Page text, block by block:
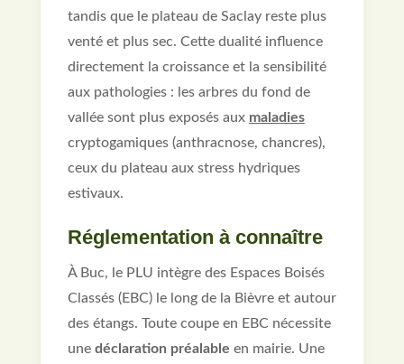
tandis que le plateau de Saclay reste plus
venté et plus sec. Cette dualité influence
directement la croissance et la sensibilité
aux pathologies : les arbres du fond de
vallée sont plus exposés aux maladies
cryptogamiques (anthracnose, chancres),
ceux du plateau aux stress hydriques
estivaux.
Réglementation à connaître
À Buc, le PLU intègre des Espaces Boisés
Classés (EBC) le long de la Bièvre et autour
des étangs. Toute coupe en EBC nécessite
une déclaration préalable en mairie. Une